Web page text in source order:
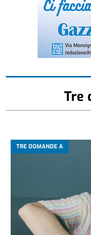
Tre
TRE DOMANDE A